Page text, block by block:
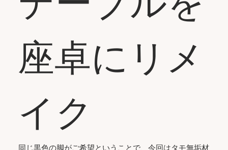
座卓にリメ
イク
同じ黒色の脚がご希望ということで、今回はタモ無垢材